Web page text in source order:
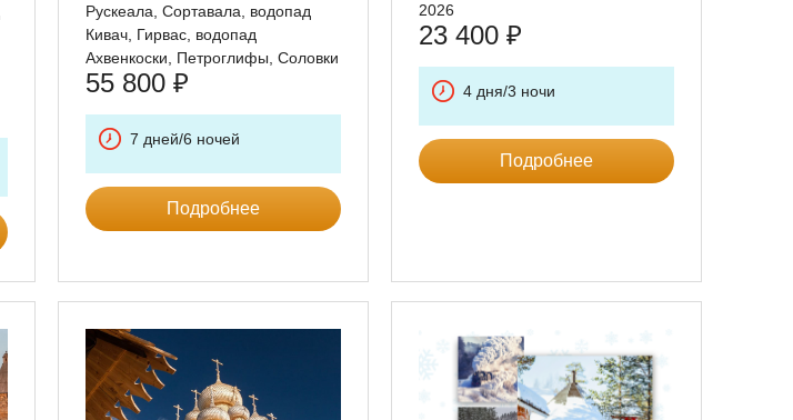
Рускеала, Сортавала, водопад
Кивач, Гирвас, водопад
Ахвенкоски, Петроглифы, Соловки
55 800 ₽
7 дней/6 ночей
Подробнее
2026
23 400 ₽
4 дня/3 ночи
Подробнее